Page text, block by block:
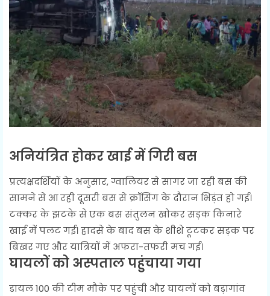
अनियंत्रित होकर खाई में गिरी बस
प्रत्यक्षदर्शियों के अनुसार, ग्वालियर से सागर जा रही बस की
सामने से आ रही दूसरी बस से क्रॉसिंग के दौरान भिड़ंत हो गई।
टक्कर के झटके से एक बस संतुलन खोकर सड़क किनारे
खाई में पलट गई। हादसे के बाद बस के शीशे टूटकर सड़क पर
बिखर गए और यात्रियों में अफरा-तफरी मच गई।
घायलों को अस्पताल पहुंचाया गया
डायल 100 की टीम मौके पर पहुंची और घायलों को बड़ागांव